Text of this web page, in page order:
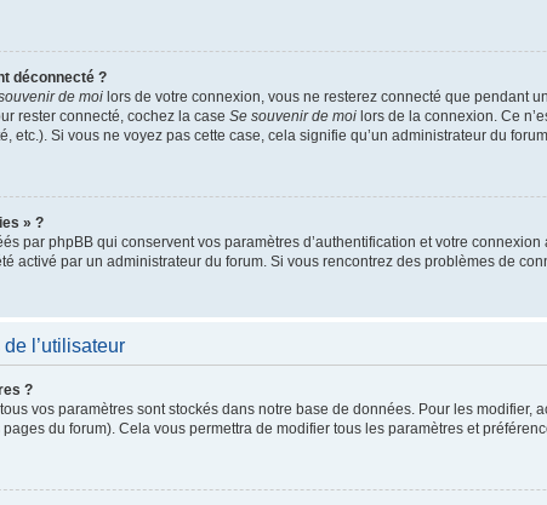
déconnecté ?
de moi lors de votre connexion, vous ne resterez connecté que pendant
rester connecté, cochez la case Se souvenir de moi lors de la connexion. Ce
etc.). Si vous ne voyez pas cette case, cela signifie qu’un administrateur du
» ?
par phpBB qui conservent vos paramètres d’authentification et votre
activé par un administrateur du forum. Si vous rencontrez des problèmes de
l’utilisateur
?
vos paramètres sont stockés dans notre base de données. Pour les modifier,
du forum). Cela vous permettra de modifier tous les paramètres et